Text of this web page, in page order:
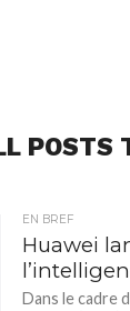
POSTS
EN BREF
Huawei
Dans le cadre